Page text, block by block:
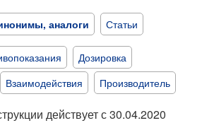
аналоги Статьи
Дозировка
Взаимодействия Производитель
действует с 30.04.2020